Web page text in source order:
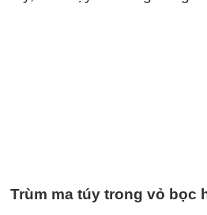
Trùm ma túy trong vỏ bọc